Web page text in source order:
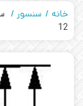
خانه سنسور
12